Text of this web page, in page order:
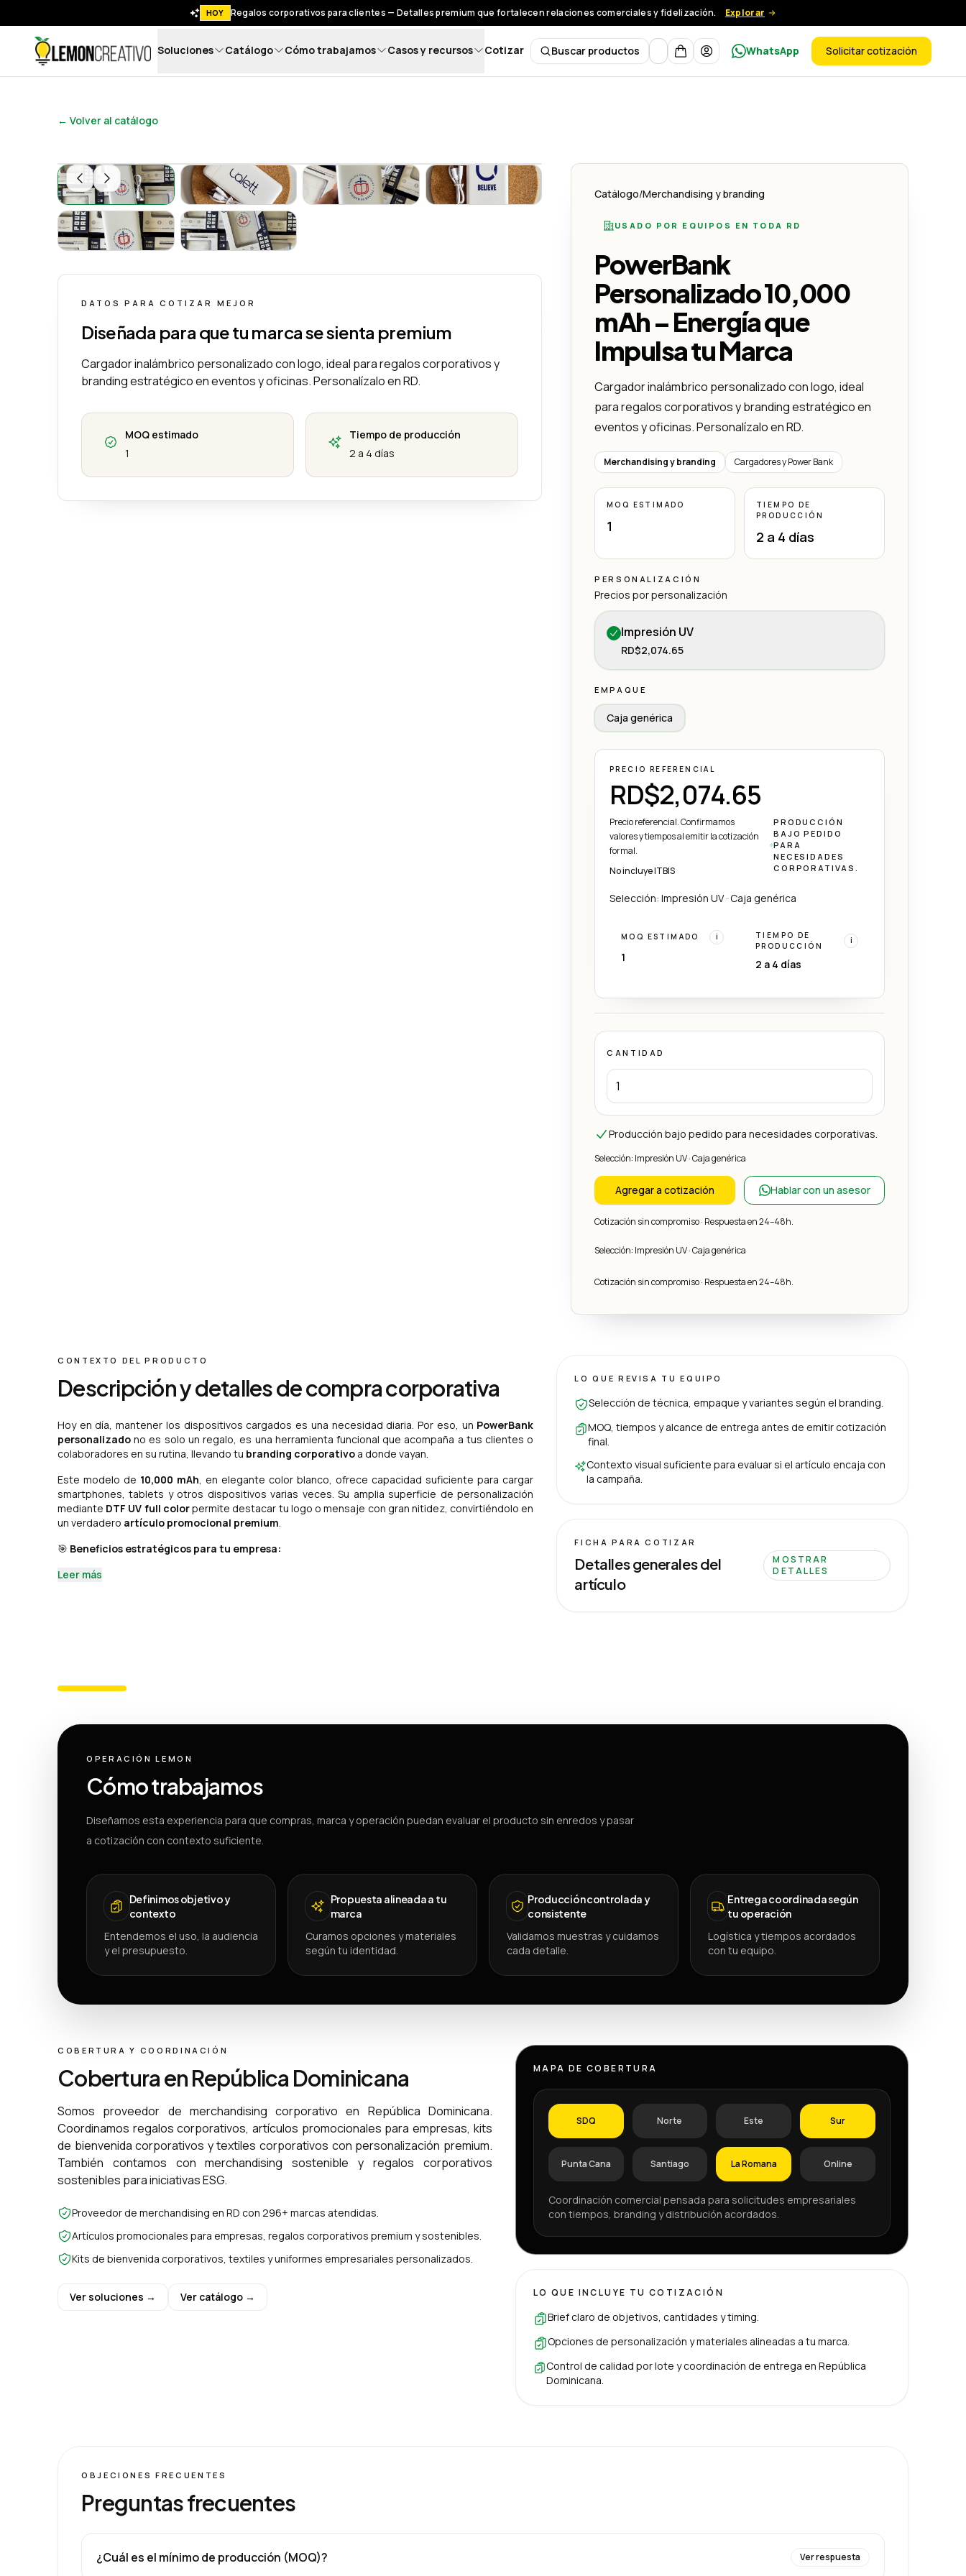
HOY Regalos corporativos para clientes — Detalles premium que fortalecen relaciones comerciales y fidelización. Explorar
Lemon Creativo
Soluciones Catálogo Cómo trabajamos Casos y recursos Cotizar Buscar productos
Buscar productos
Moneda WhatsApp Solicitar cotización
← Volver al catálogo
POWERBANK PowerBank Personalizado 10,000 mAh – Energía que Impulsa tu Marca
PowerBank Personalizado 10,000 mAh – Energía que Impulsa tu Marca
PowerBank Personalizado 10,000 mAh – Energía que Impulsa tu Marca
PowerBank Personalizado 10,000 mAh – Energía que Impulsa tu Marca
PowerBank Personalizado 10,000 mAh – Energía que Impulsa tu Marca
DATOS PARA COTIZAR MEJOR
Diseñada para que tu marca se sienta premium
Cargador inalámbrico personalizado con logo, ideal para regalos corporativos y
branding estratégico en eventos y oficinas. Personalízalo en RD.
MOQ estimado
1
Tiempo de producción
2 a 4 días
Catálogo/Merchandising y branding
USADO POR EQUIPOS EN TODA RD
PowerBank
Personalizado 10,000
mAh – Energía que
Impulsa tu Marca
Cargador inalámbrico personalizado con logo, ideal
para regalos corporativos y branding estratégico en
eventos y oficinas. Personalízalo en RD.
Merchandising y branding Cargadores y Power Bank
MOQ ESTIMADO
1
TIEMPO DE
PRODUCCIÓN
2 a 4 días
PERSONALIZACIÓN
Precios por personalización
Impresión UV
RD$2,074.65
EMPAQUE
Caja genérica
PRECIO REFERENCIAL
RD$2,074.65
Precio referencial. Confirmamos
valores y tiempos al emitir la cotización
formal.
No incluye ITBIS
PRODUCCIÓN
BAJO PEDIDO
PARA
NECESIDADES
CORPORATIVAS.
Selección: Impresión UV · Caja genérica
MOQ ESTIMADO i
1
TIEMPO DE
PRODUCCIÓN
i
2 a 4 días
CANTIDAD
Producción bajo pedido para necesidades corporativas.
Selección: Impresión UV · Caja genérica
Agregar a cotización Hablar con un asesor
Cotización sin compromiso · Respuesta en 24–48h.
Selección: Impresión UV · Caja genérica
Cotización sin compromiso · Respuesta en 24–48h.
CONTEXTO DEL PRODUCTO
Descripción y detalles de compra corporativa
Hoy en día, mantener los dispositivos cargados es una necesidad diaria. Por eso, un PowerBank
personalizado no es solo un regalo, es una herramienta funcional que acompaña a tus clientes o
colaboradores en su rutina, llevando tu branding corporativo a donde vayan.
Este modelo de 10,000 mAh , en elegante color blanco, ofrece capacidad suficiente para cargar
smartphones, tablets y otros dispositivos varias veces. Su amplia superficie de personalización
mediante DTF UV full colorpermite destacar tu logo o mensaje con gran nitidez, convirtiéndolo en
un verdadero artículo promocional premium
🎯 Beneficios estratégicos para tu empresa:
Leer más
LO QUE REVISA TU EQUIPO
Selección de técnica, empaque y variantes según el branding.
MOQ, tiempos y alcance de entrega antes de emitir cotización
final.
Contexto visual suficiente para evaluar si el artículo encaja con
la campaña.
FICHA PARA COTIZAR
Detalles generales del
artículo
MOSTRAR
DETALLES
OPERACIÓN LEMON
Cómo trabajamos
Diseñamos esta experiencia para que compras, marca y operación puedan evaluar el producto sin enredos y pasar
a cotización con contexto suficiente.
Definimos objetivo y
contexto
Entendemos el uso, la audiencia
y el presupuesto.
Propuesta alineada a tu
marca
Curamos opciones y materiales
según tu identidad.
Producción controlada y
consistente
Validamos muestras y cuidamos
cada detalle.
Entrega coordinada según
tu operación
Logística y tiempos acordados
con tu equipo.
COBERTURA Y COORDINACIÓN
Cobertura en República Dominicana
Somos proveedor de merchandising corporativo en República Dominicana.
Coordinamos regalos corporativos, artículos promocionales para empresas, kits
de bienvenida corporativos y textiles corporativos con personalización premium.
También contamos con merchandising sostenible y regalos corporativos
sostenibles para iniciativas ESG.
Proveedor de merchandising en RD con 296+ marcas atendidas.
Artículos promocionales para empresas, regalos corporativos premium y sostenibles.
Kits de bienvenida corporativos, textiles y uniformes empresariales personalizados.
Ver soluciones → Ver catálogo →
MAPA DE COBERTURA
SDQ Norte Este Sur
Punta Cana Santiago La Romana Online
Coordinación comercial pensada para solicitudes empresariales
con tiempos, branding y distribución acordados.
LO QUE INCLUYE TU COTIZACIÓN
Brief claro de objetivos, cantidades y timing.
Opciones de personalización y materiales alineadas a tu marca.
Control de calidad por lote y coordinación de entrega en República
Dominicana.
OBJECIONES FRECUENTES
Preguntas frecuentes
¿Cuál es el mínimo de producción (MOQ)? Ver respuesta